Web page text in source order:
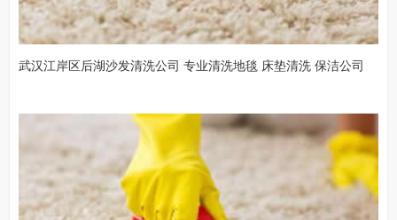
武汉江岸区后湖沙发清洗公司 专业清洗地毯 床垫清洗 保洁公司